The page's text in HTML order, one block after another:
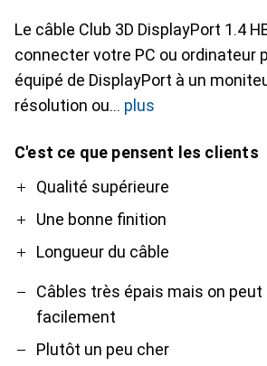
Le câble Club 3D DisplayPort 1.4
connecter votre PC ou ordinateur
équipé de DisplayPort à un
résolution ou
plus
C'est ce que pensent les clients
ProQualité supérieure
Une bonne finition
Longueur du câble
Contre
Câbles très épais mais on
facilement
Plutôt un peu cher